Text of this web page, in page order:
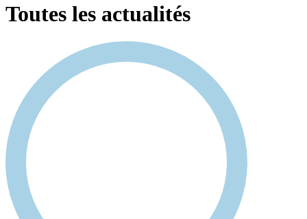
Toutes les actualités